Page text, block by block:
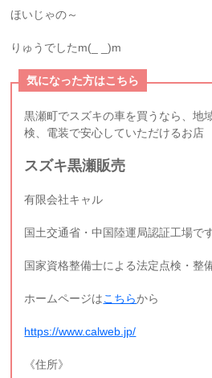
ほいじゃの～
りゅうでしたm(_ _)m
気になった方はこちら
黒瀬町でスズキの車を買うなら、地
検、電装で安心していただけるお店
スズキ黒瀬販売
有限会社キャル
国土交通省・中国陸運局認証工場です
国家資格整備士による法定点検・整
ホームページはこちらから
https://www.calweb.jp/
《住所》